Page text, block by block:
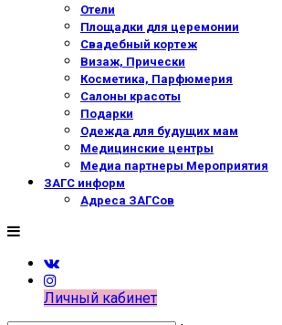
Отели
Площадки для церемонии
Свадебный кортеж
Визаж, Прически
Косметика, Парфюмерия
Салоны красоты
Подарки
Одежда для будущих мам
Медицинские центры
Медиа партнеры Мероприятия
ЗАГС информ
Адреса ЗАГСов
Личный кабинет